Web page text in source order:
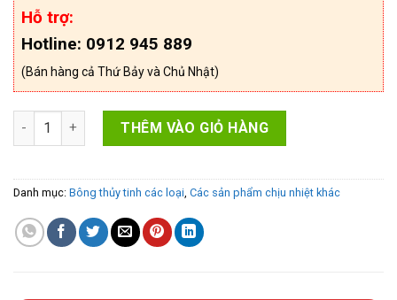
Hỗ trợ:
Hotline: 0912 945 889
(Bán hàng cả Thứ Bảy và Chủ Nhật)
Bông bạc dạng cuộn 30mx1.2m số lượng
THÊM VÀO GIỎ HÀNG
Danh mục: Bông thủy tinh các loại Các sản phẩm chịu nhiệt khác